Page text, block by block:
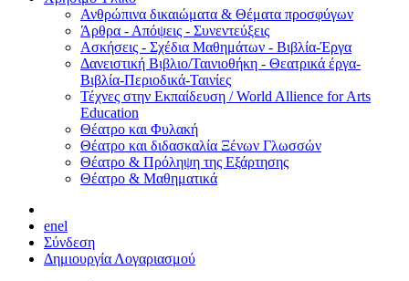
Ανθρώπινα δικαιώματα & Θέματα προσφύγων
Άρθρα - Απόψεις - Συνεντεύξεις
Ασκήσεις - Σχέδια Μαθημάτων - Βιβλία-Έργα
Δανειστική Βιβλιο/Ταινιοθήκη - Θεατρικά έργα-
Βιβλία-Περιοδικά-Ταινίες
Τέχνες στην Εκπαίδευση / World Allience for Arts
Education
Θέατρο και Φυλακή
Θέατρο και διδασκαλία Ξένων Γλωσσών
Θέατρο & Πρόληψη της Εξάρτησης
Θέατρο & Μαθηματικά
enel
Σύνδεση
Δημιουργία Λογαριασμού